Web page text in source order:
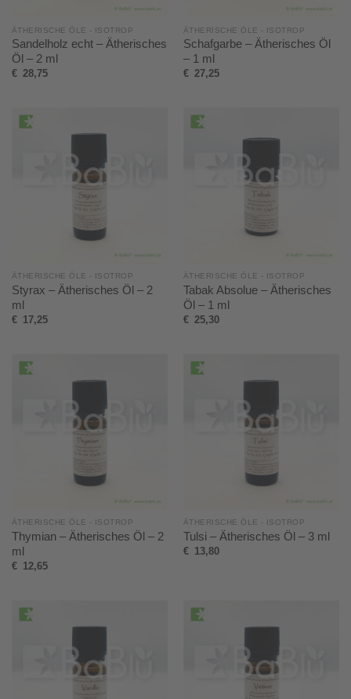
ÄTHERISCHE ÖLE - ISOTROP
Sandelholz echt – Ätherisches
Öl – 2 ml
€ 28,75
ÄTHERISCHE ÖLE - ISOTROP
Schafgarbe – Ätherisches Öl
– 1 ml
€ 27,25
ÄTHERISCHE ÖLE - ISOTROP
Styrax – Ätherisches Öl – 2
ml
€ 17,25
ÄTHERISCHE ÖLE - ISOTROP
Tabak Absolue – Ätherisches
Öl – 1 ml
€ 25,30
ÄTHERISCHE ÖLE - ISOTROP
Thymian – Ätherisches Öl – 2
ml
€ 12,65
ÄTHERISCHE ÖLE - ISOTROP
Tulsi – Ätherisches Öl – 3 ml
€ 13,80